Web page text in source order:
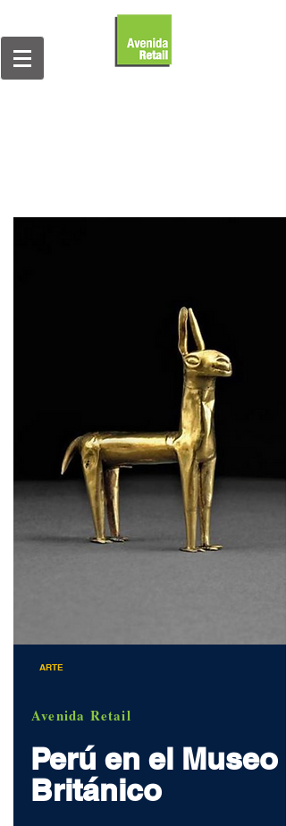
ARTE
Avenida Retail
Perú en el Museo
Británico